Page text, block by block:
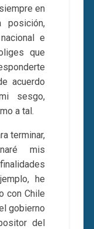
en
e
que
acuerdo
sesgo,
a tal.
terminar,
mis
he
con Chile
gobierno
del